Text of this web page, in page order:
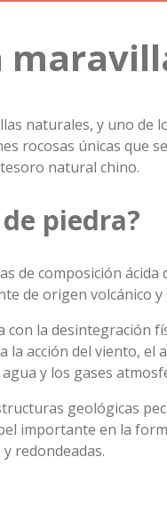
naturales, y uno de
rocosas únicas que
natural chino.
piedra?
de composición
de origen volcánico
la desintegración
acción del viento,
y los gases
geológicas
importante en la
redondeadas.